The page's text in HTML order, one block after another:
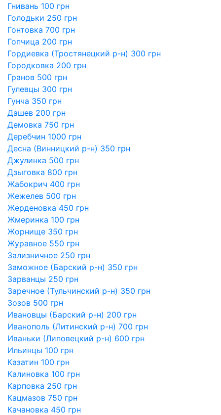
Гнивань 100 грн
Голодьки 250 грн
Гонтовка 700 грн
Гопчица 200 грн
Гордиевка (Тростянецкий р-н) 300 грн
Городковка 200 грн
Гранов 500 грн
Гулевцы 300 грн
Гунча 350 грн
Дашев 200 грн
Демовка 750 грн
Деребчин 1000 грн
Десна (Винницкий р-н) 350 грн
Джулинка 500 грн
Дзыговка 800 грн
Жабокрич 400 грн
Жежелев 500 грн
Жерденовка 450 грн
Жмеринка 100 грн
Жорнище 350 грн
Журавное 550 грн
Зализничное 250 грн
Заможное (Барский р-н) 350 грн
Зарванцы 250 грн
Заречное (Тульчинский р-н) 350 грн
Зозов 500 грн
Ивановцы (Барский р-н) 200 грн
Иванополь (Литинский р-н) 700 грн
Иваньки (Липовецкий р-н) 600 грн
Ильинцы 100 грн
Казатин 100 грн
Калиновка 100 грн
Карповка 250 грн
Кацмазов 750 грн
Качановка 450 грн